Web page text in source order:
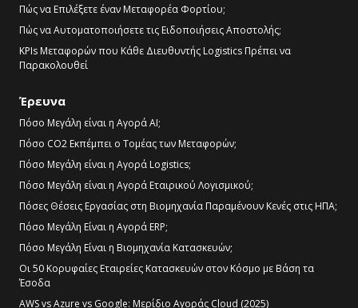
Πώς να Επιλέξετε έναν Μεταφορέα Φορτίου;
Πώς να Αυτοματοποιήσετε τις Ειδοποιήσεις Αποστολής;
KPIs Μεταφορών που Κάθε Διευθυντής Logistics Πρέπει να
Παρακολουθεί
Έρευνα
Πόσο Μεγάλη είναι η Αγορά AI;
Πόσο CO2 Εκπέμπει ο Τομέας των Μεταφορών;
Πόσο Μεγάλη είναι η Αγορά Logistics;
Πόσο Μεγάλη είναι η Αγορά Εταιρικού Λογισμικού;
Πόσες Θέσεις Εργασίας στη Βιομηχανία Παραμένουν Κενές στις ΗΠΑ;
Πόσο Μεγάλη Είναι η Αγορά ERP;
Πόσο Μεγάλη Είναι η Βιομηχανία Κατασκευών;
Οι 50 Κορυφαίες Εταιρείες Κατασκευών στον Κόσμο με Βάση τα
Έσοδα
AWS vs Azure vs Google: Μερίδιο Αγοράς Cloud (2025)